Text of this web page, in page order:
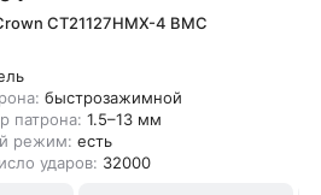
CT21127HMX-4 BMC
быстрозажимной
патрона: 1.5–13 мм
режим: есть
ударов: 32000